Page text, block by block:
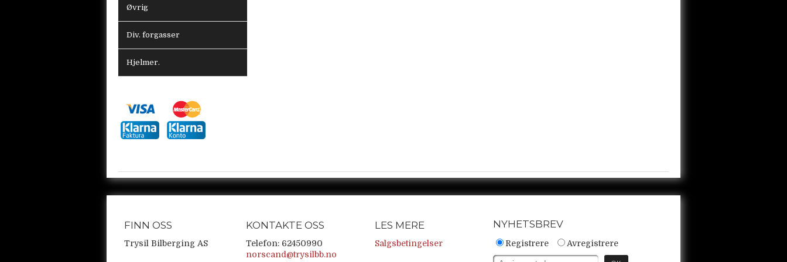
Øvrig
Div. forgasser
Hjelmer.
FINN OSS
Trysil Bilberging AS
KONTAKTE OSS
Telefon: 62450990
norscand@trysilbb.no
LES MERE
Salgsbetingelser
NYHETSBREV
Registrere Avregistrere